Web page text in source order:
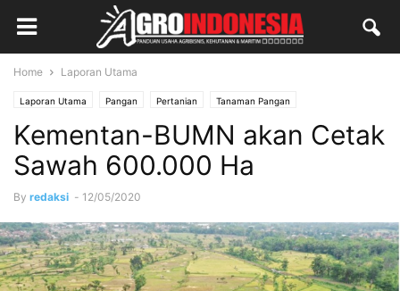
Home Laporan Utama
Laporan Utama Pangan Pertanian Tanaman Pangan
Kementan-BUMN akan Cetak
Sawah 600.000 Ha
By redaksi - 12/05/2020